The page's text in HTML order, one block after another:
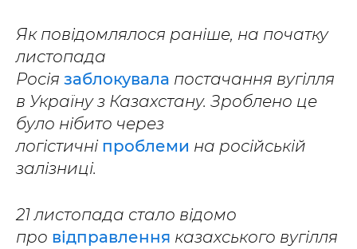
Як повідомлялося раніше, на початку
листопада
Росія заблокувала постачання вугілля
в Україну з Казахстану. Зроблено це
було нібито через
логістичні проблеми на російській
залізниці.
21 листопада стало відомо
про відправлення казахського вугілля